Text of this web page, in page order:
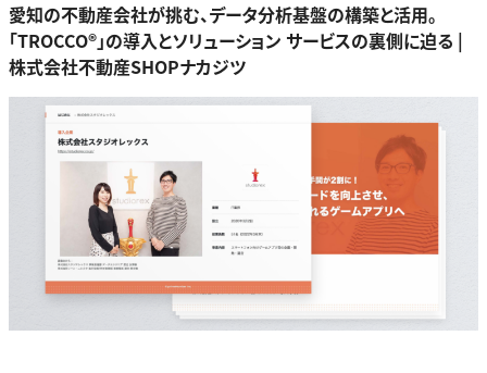
愛知の不動産会社が挑む、データ分析基盤の構築と活用。
「TROCCO®」の導入とソリューション サービスの裏側に迫る |
株式会社不動産SHOPナカジツ